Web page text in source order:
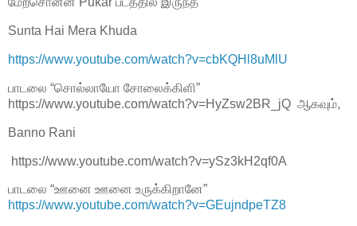
Sunta Hai Mera Khuda
https://www.youtube.com/watch?v=cbKQHl8uMlU
பாடலை “சொல்லாயோ சோலைக்கிளி”
https://www.youtube.com/watch?v=HyZsw2BR_jQ ஆகவும்,
Banno Rani
https://www.youtube.com/watch?v=ySz3kH2qf0A
பாடலை “ஊனை ஊனை உருக்கிறானே”
https://www.youtube.com/watch?v=GEujndpeTZ8